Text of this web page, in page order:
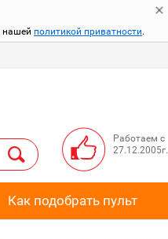
нашей политикой приватности.
Работаем с
27.12.2005г.
Как подобрать пульт